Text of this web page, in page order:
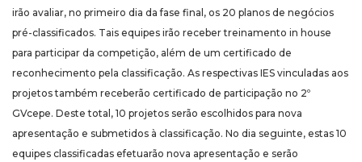
irão avaliar, no primeiro dia da fase final, os 20 planos de negócios
pré-classificados. Tais equipes irão receber treinamento in house
para participar da competição, além de um certificado de
reconhecimento pela classificação. As respectivas IES vinculadas aos
projetos também receberão certificado de participação no 2º
GVcepe. Deste total, 10 projetos serão escolhidos para nova
apresentação e submetidos à classificação. No dia seguinte, estas 10
equipes classificadas efetuarão nova apresentação e serão